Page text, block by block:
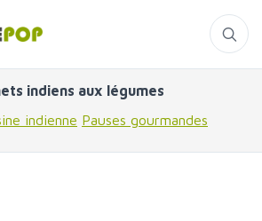
indiens aux légumes
indienne Pauses gourmandes